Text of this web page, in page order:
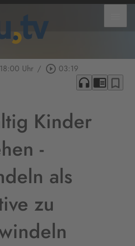
Uhr / play_circle_outline 03:19
headphones chrome_reader_mode bookmark_border
Kinder
-
als
zu